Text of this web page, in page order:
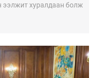
ээлжит хуралдаан болж